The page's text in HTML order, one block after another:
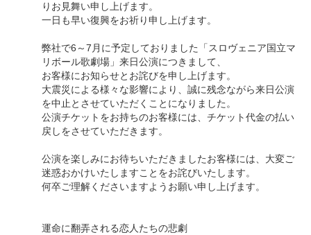
りお見舞い申し上げます。
一日も早い復興をお祈り申し上げます。
弊社で6～7月に予定しておりました「スロヴェニア国立マ
リボール歌劇場」来日公演につきまして、
お客様にお知らせとお詫びを申し上げます。
大震災による様々な影響により、誠に残念ながら来日公演
を中止とさせていただくことになりました。
公演チケットをお持ちのお客様には、チケット代金の払い
戻しをさせていただきます。
公演を楽しみにお待ちいただきましたお客様には、大変ご
迷惑おかけいたしますことをお詫びいたします。
何卒ご理解くださいますようお願い申し上げます。
運命に翻弄される恋人たちの悲劇